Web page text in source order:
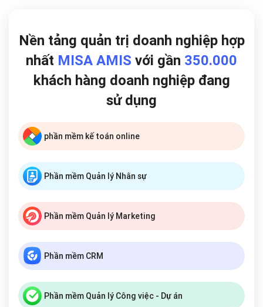
Nền tảng quản trị doanh nghiệp hợp
nhất MISA AMIS với gần 350.000
khách hàng doanh nghiệp đang
sử dụng
phần mềm kế toán online
Phần mềm Quản lý Nhân sự
Phần mềm Quản lý Marketing
Phần mềm CRM
Phần mềm Quản lý Công việc - Dự án